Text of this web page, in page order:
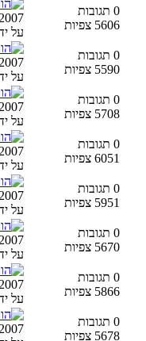
0 תגובות
5606 צפיות
2007, 01:22:49 PM
על
0 תגובות
5590 צפיות
2007, 01:22:08 PM
על
0 תגובות
5708 צפיות
2007, 01:20:39 PM
על
0 תגובות
6051 צפיות
2007, 10:13:28 PM
על
0 תגובות
5951 צפיות
2007, 11:39:16 PM
על
0 תגובות
5670 צפיות
2007, 11:38:46 PM
על
0 תגובות
5866 צפיות
2007, 11:38:18 PM
על
0 תגובות
5678 צפיות
2007, 11:37:58 PM